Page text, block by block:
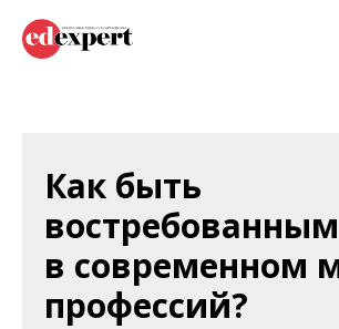
Как быть
востребованным
в современном
профессий?